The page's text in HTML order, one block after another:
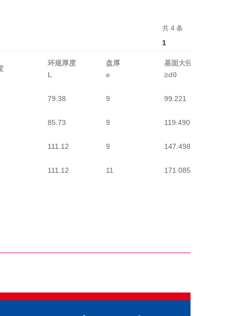
共 4 条
1
环规厚度
L
盘厚
e
基面大径
≥d0
79.38 9 99.221
85.73 9 119.490
111.12 9 147.498
111.12 11 171.085